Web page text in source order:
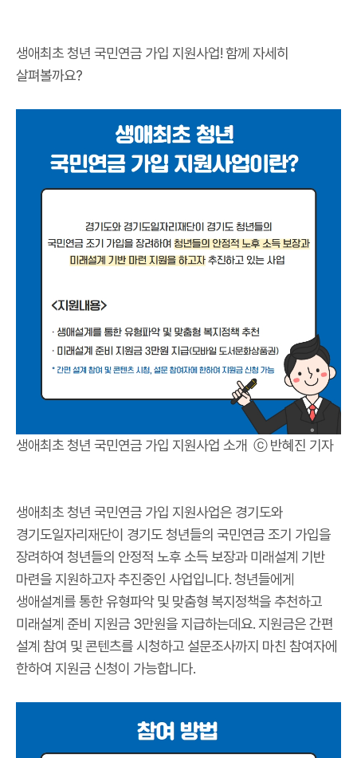
생애최초 청년 국민연금 가입 지원사업! 함께 자세히
살펴볼까요?
생애최초 청년 국민연금 가입 지원사업 소개 ⓒ 반혜진 기자
생애최초 청년 국민연금 가입 지원사업은 경기도와
경기도일자리재단이 경기도 청년들의 국민연금 조기 가입을
장려하여 청년들의 안정적 노후 소득 보장과 미래설계 기반
마련을 지원하고자 추진중인 사업입니다. 청년들에게
생애설계를 통한 유형파악 및 맞춤형 복지정책을 추천하고
미래설계 준비 지원금 3만원을 지급하는데요. 지원금은 간편
설계 참여 및 콘텐츠를 시청하고 설문조사까지 마친 참여자에
한하여 지원금 신청이 가능합니다.